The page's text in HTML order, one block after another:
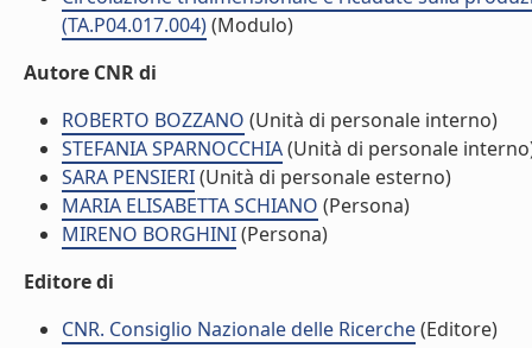
(TA.P04.017.004)(Modulo)
Autore CNR di
ROBERTO BOZZANO (Unità di personale interno)
STEFANIA SPARNOCCHIA(Unità di personale
SARA PENSIERI(Unità di personale esterno)
MARIA ELISABETTA SCHIANO (Persona)
MIRENO BORGHINI(Persona)
Editore di
CNR. Consiglio Nazionale delle Ricerche(Editore)